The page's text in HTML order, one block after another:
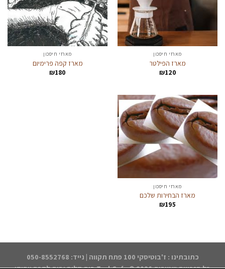
מארזי חיסכון
מארז הפילטר
₪120
מארזי חיסכון
מארז קפה פרימיום
₪180
מארזי חיסכון
מארז הבחירות שלכם
₪195
כתובתינו : ז'בוטיסקי 100 פתח תקווה | נייד: 050-8552768